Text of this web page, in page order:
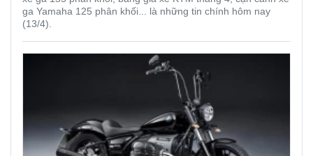
ga Yamaha 125 phân khối... là những tin chính hôm nay
(13/4).